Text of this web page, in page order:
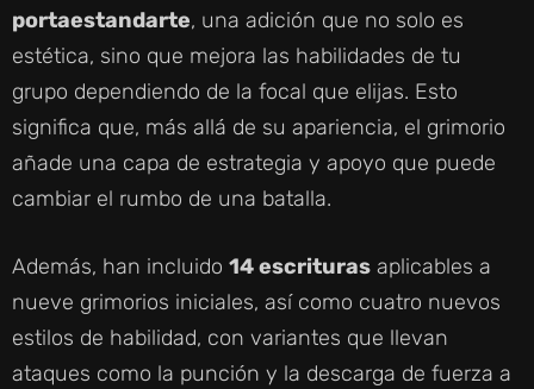
portaestandarte, una adición que no solo es
estética, sino que mejora las habilidades de tu
grupo dependiendo de la focal que elijas. Esto
significa que, más allá de su apariencia, el grimorio
añade una capa de estrategia y apoyo que puede
cambiar el rumbo de una batalla.
Además, han incluido 14 escrituras aplicables a
nueve grimorios iniciales, así como cuatro nuevos
estilos de habilidad, con variantes que llevan
ataques como la punción y la descarga de fuerza a